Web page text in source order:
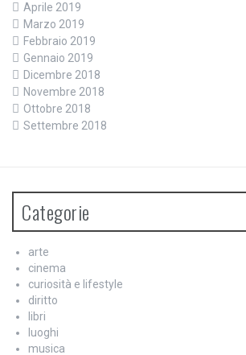
Aprile 2019
Marzo 2019
Febbraio 2019
Gennaio 2019
Dicembre 2018
Novembre 2018
Ottobre 2018
Settembre 2018
Categorie
arte
cinema
curiosità e lifestyle
diritto
libri
luoghi
musica